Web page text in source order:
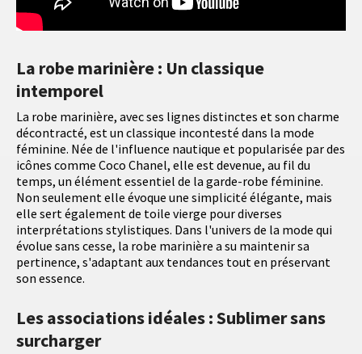
La robe marinière : Un classique
intemporel
La robe marinière, avec ses lignes distinctes et son charme
décontracté, est un classique incontesté dans la mode
féminine. Née de l'influence nautique et popularisée par des
icônes comme Coco Chanel, elle est devenue, au fil du
temps, un élément essentiel de la garde-robe féminine.
Non seulement elle évoque une simplicité élégante, mais
elle sert également de toile vierge pour diverses
interprétations stylistiques. Dans l'univers de la mode qui
évolue sans cesse, la robe marinière a su maintenir sa
pertinence, s'adaptant aux tendances tout en préservant
son essence.
Les associations idéales : Sublimer sans
surcharger